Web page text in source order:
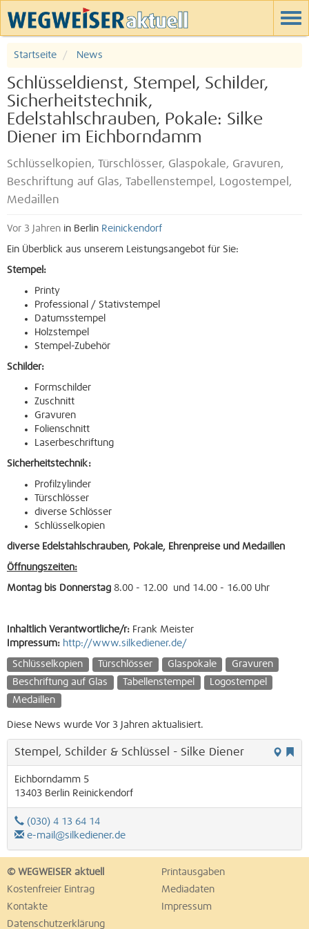
Startseite News
Schlüsseldienst, Stempel, Schilder,
Sicherheitstechnik,
Edelstahlschrauben, Pokale: Silke
Diener im Eichborndamm
Schlüsselkopien, Türschlösser, Glaspokale, Gravuren,
Beschriftung auf Glas, Tabellenstempel, Logostempel,
Medaillen
Vor 3 Jahren in Berlin Reinickendorf
Ein Überblick aus unserem Leistungsangebot für Sie:
Stempel:
Printy
Professional / Stativstempel
Datumsstempel
Holzstempel
Stempel-Zubehör
Schilder:
Formschilder
Zuschnitt
Gravuren
Folienschnitt
Laserbeschriftung
Sicherheitstechnik:
Profilzylinder
Türschlösser
diverse Schlösser
Schlüsselkopien
diverse Edelstahlschrauben, Pokale, Ehrenpreise und Medaillen
Öffnungszeiten:
Montag bis Donnerstag 8.00 - 12.00 und 14.00 - 16.00 Uhr
Inhaltlich Verantwortliche/r: Frank Meister
Impressum: http://www.silkediener.de/
Schlüsselkopien Türschlösser Glaspokale
Gravuren
Beschriftung auf Glas
Tabellenstempel
Logostempel
Medaillen
Diese News wurde Vor 3 Jahren aktualisiert.
Stempel, Schilder & Schlüssel - Silke Diener
Eichborndamm 5
13403 Berlin Reinickendorf
(030) 4 13 64 14
e-mail@silkediener.de
© WEGWEISER aktuell
Printausgaben
Kostenfreier Eintrag
Mediadaten
Kontakte
Impressum
Datenschutzerklärung